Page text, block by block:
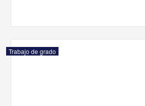
Trabajo de grado